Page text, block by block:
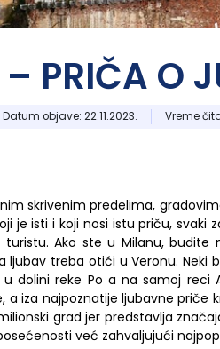
Nea Kalikratia
Kanali
Resavska pećina
Sviljanac
Knić
PRIČA O
Datum objave: 22.11.2023. Vreme
skrivenim predelima,
je isti i koji nosi istu priču, svaki
Ako ste u Milanu,
ljubav treba otići u Veronu. Neki
dolini reke Po a na samoj reci
a iza najpoznatije ljubavne priče
grad jer predstavlja
već zahvaljujući